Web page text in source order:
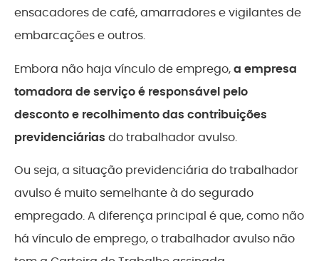
ensacadores de café, amarradores e vigilantes de
embarcações e outros.
Embora não haja vínculo de emprego,a empresa
tomadora de serviço é responsável pelo
desconto e recolhimento das contribuições
previdenciárias do trabalhador avulso.
Ou seja, a situação previdenciária do trabalhador
avulso é muito semelhante à do segurado
empregado. A diferença principal é que, como não
há vínculo de emprego, o trabalhador avulso não